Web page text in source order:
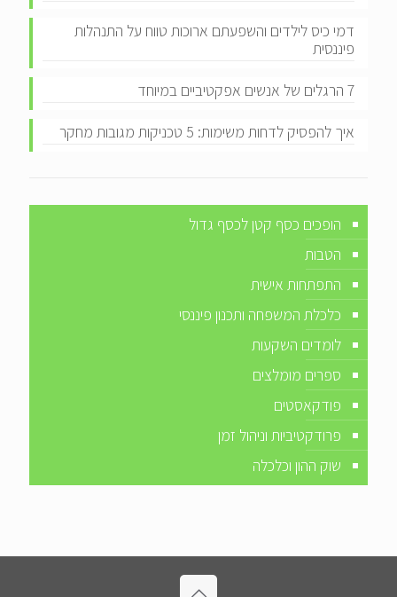
דמי כיס לילדים והשפעתם ארוכות טווח על התנהלות
פיננסית
7 הרגלים של אנשים אפקטיביים במיוחד
איך להפסיק לדחות משימות: 5 טכניקות מגובות מחקר
הופכים כסף קטן לכסף גדול
הטבות
התפתחות אישית
כלכלת המשפחה ותכנון פיננסי
לומדים השקעות
ספרים מומלצים
פודקאסטים
פרודקטיביות וניהול זמן
שוק ההון וכלכלה